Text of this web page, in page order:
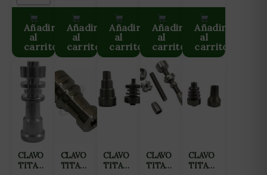
Añadir
al
carrito
Añadir
al
carrito
Añadir
al
carrito
Añadir
al
carrito
Añadir
al
carrito
CLAVO
TITANIO
CLAVO
TITANIO
CLAVO
TITANIO
CLAVO
TITANIO
CLAVO
TITANIO